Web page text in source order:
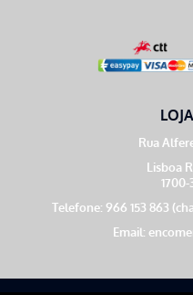
Rua
Lisboa
Telefone: 966 153 863
Email: